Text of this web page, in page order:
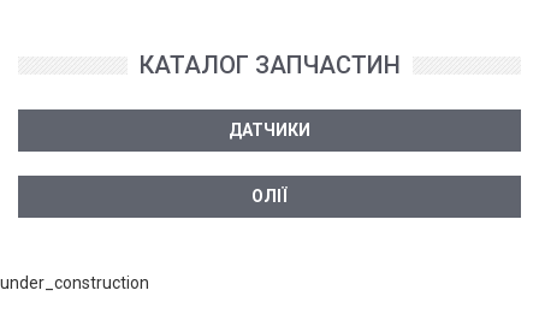
КАТАЛОГ ЗАПЧАСТИН
ДАТЧИКИ
ОЛІЇ
under_construction